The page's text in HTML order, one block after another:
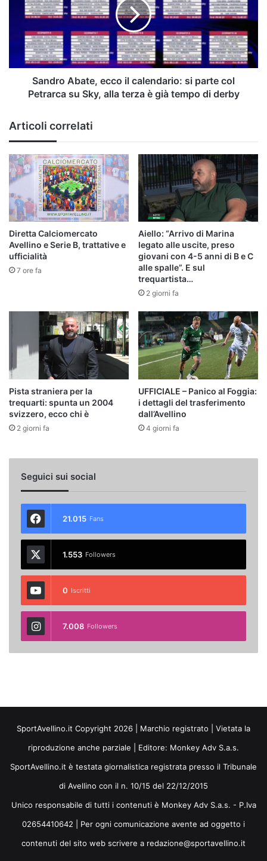
calendario:
parte
Petrarca
è
già
tempo
di
derby
Sandro Abate, ecco il calendario: si parte col
Petrarca su Sky, alla terza è già tempo di derby
Articoli correlati
Diretta Calciomercato
Avellino e Serie B, trattative e
ufficialità
7 ore fa
Aiello: “Arrivo di Marina
legato alle uscite, preso
giovani con 4-5 anni di B e C
alle spalle”. E sul
trequartista…
2 giorni fa
Pista straniera per la
trequarti: spunta un 2004
svizzero, ecco chi è
2 giorni fa
UFFICIALE – Panico al Foggia:
i dettagli del trasferimento
dall’Avellino
4 giorni fa
Seguici sui social
21.015 Fans
1.553 Followers
0 Iscritti
7.008 Followers
SportAvellino.it Copyright 2026 | Marchio registrato | Vietata la
riproduzione anche parziale | Editore: Monkey Adv S.a.s.
SportAvellino.it è testata giornalistica registrata presso il Tribunale
di Avellino con il n. 10/15 del 22/12/2015
Unico responsabile di tutti i contenuti è Monkey Adv S.a.s. - P.Iva
02654410642 | Per ogni comunicazione avente ad oggetto i
contenuti del sito web scrivere a redazione@sportavellino.it